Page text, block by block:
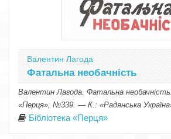
Валентин Лагода
Фатальна необачність
Валентин Лагода. Фатальна
«Перця», №339. — К.: «Радянська
Бібліотека «Перця»